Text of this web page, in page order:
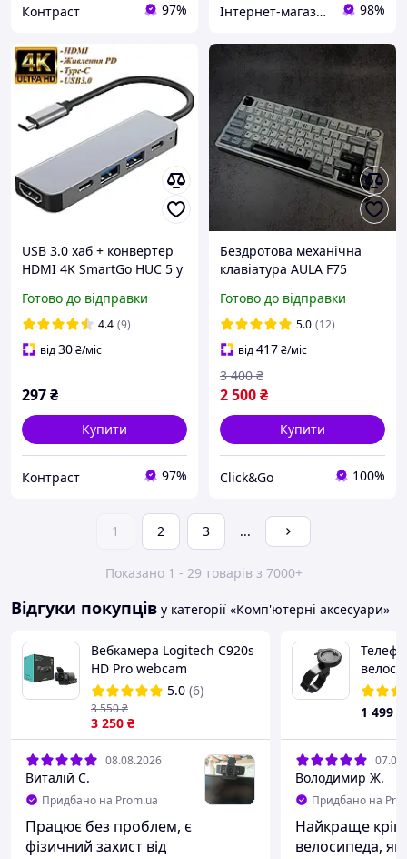
Контраст 97% Інтернет-магазин «Gadgetarium» 98%
USB 3.0 хаб + конвертер
HDMI 4K SmartGo HUC 5 у
Готово до відправки
4.4 (9)
від30₴/міс
297₴
Купити
Контраст 97%
Бездротова механічна
клавіатура AULA F75
Готово до відправки
5.0 (12)
від417₴/міс
2 500₴
3 400 ₴
Купити
Click&Go 100%
1 2 3 ...
Показано 1 - 29 товарів з 7000+
Відгуки покупців у категорії «Комп'ютерні аксесуари»
Вебкамера Logitech C920s
HD Pro webcam
5.0 (6)
3 250 ₴
3 550₴
08.08.2026
Виталій С.
Придбано на Prom.ua
Працює без проблем, є
фізичний захист від
1 499
Володимир Ж.
Придбано на
Найкраще
велосипеда,